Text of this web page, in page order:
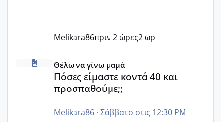
Melikara86πριν 2 ώρες2 ωρ
Πόσες είμαστε κοντά 40 και προσπαθούμε;;
Θέλω να γίνω μαμά
Πόσες είμαστε κοντά 40 και
προσπαθούμε;;
Melikara86· Σάββατο στις 12:30 PM